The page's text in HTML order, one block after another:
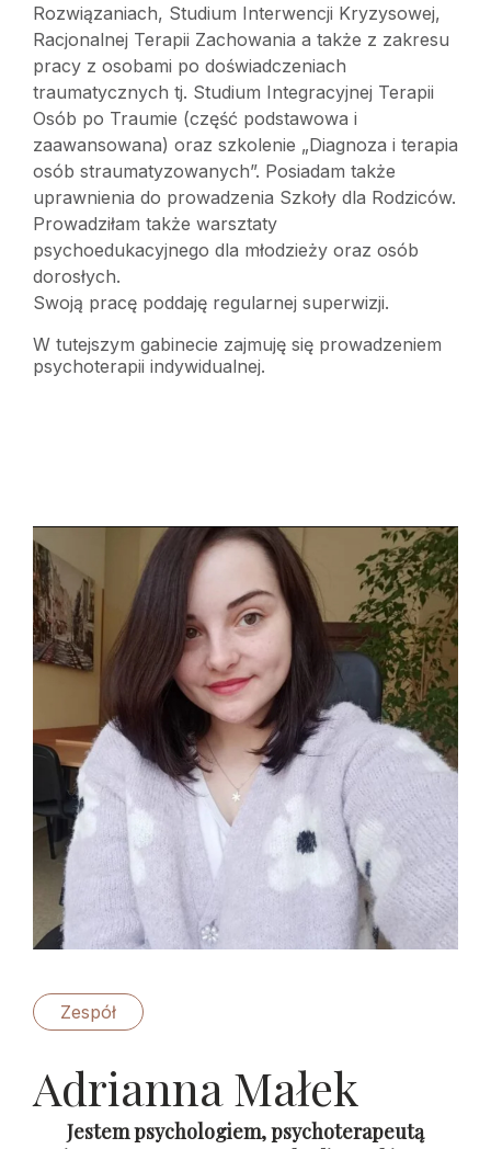
Rozwiązaniach, Studium Interwencji Kryzysowej,
Racjonalnej Terapii Zachowania a także z zakresu
pracy z osobami po doświadczeniach
traumatycznych tj. Studium Integracyjnej Terapii
Osób po Traumie (część podstawowa i
zaawansowana) oraz szkolenie „Diagnoza i terapia
osób straumatyzowanych”. Posiadam także
uprawnienia do prowadzenia Szkoły dla Rodziców.
Prowadziłam także warsztaty
psychoedukacyjnego dla młodzieży oraz osób
dorosłych.
Swoją pracę poddaję regularnej superwizji.
W tutejszym gabinecie zajmuję się prowadzeniem
psychoterapii indywidualnej.
Zespół
Adrianna Małek
Jestem psychologiem, psychoterapeutą